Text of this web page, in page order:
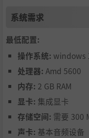
每年触发 ​ 真实历史
你的决策将动态影响
系统需求
最低配置:
操作系统: windows
处理器: Amd 5600
内存: 2 GB RAM
显卡: 集成显卡
存储空间: 需要 300
声卡: 基本音频设备